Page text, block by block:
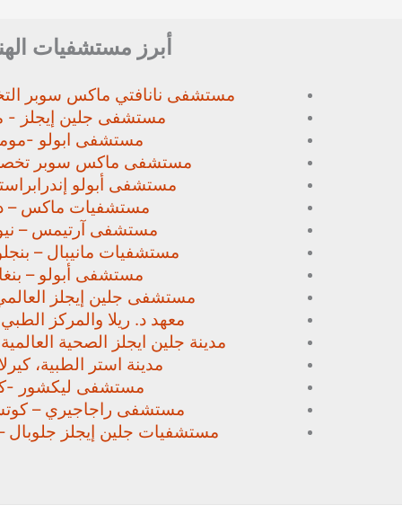
أبرز مستشفيات
مستشفى نانافتي ماكس سوبر
مستشفى جلين إيجلز -
مستشفى ابولو -
مستشفى ماكس سوبر
مستشفى أبولو
مستشفيات ماكس –
مستشفى آرتيمس –
مستشفيات مانيبال –
مستشفى أبولو –
مستشفى جلين إيجلز
معهد د. ريلا والمركز
مدينة جلين ايجلز الصحية
مدينة استر الطبية،
مستشفى ليكشور -
مستشفى راجاجيري –
مستشفيات جلين إيجلز جلوبال